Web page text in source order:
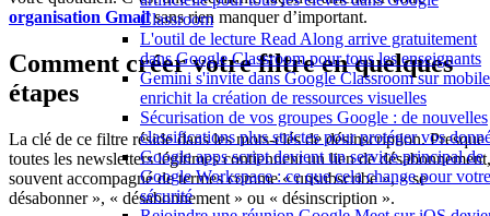
Classroom
L'outil de lecture Read Along arrive gratuitement
dans Google Classroom pour tous les enseignants
Gemini s'invite dans Google Classroom sur
enrichit la création de ressources visuelles
Sécurisation de vos groupes Google : de nouvelles
classifications plus strictes pour protéger vos
Google apps script devient un service principal de
Google Workspace : ce que cela change pour votre
sécurité
organisation Gmailsans rien manquer d’important.
Comment créer votre filtre en quelques
étapes
La clé de ce filtre réside dans les mots-clés de désinscription. Presque
toutes les newsletters légitimes contiennent un lien de désabonnement,
souvent accompagné de termes comme « unsubscribe », « se
désabonner », « désabonnement » ou « désinscription ».